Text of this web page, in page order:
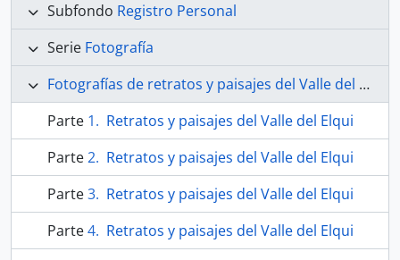
Subfondo Registro Personal
Serie Fotografía
Fotografías de retratos y paisajes del Valle del Elqui
Parte
Retratos y paisajes del Valle del Elqui
Parte
Retratos y paisajes del Valle del Elqui
Parte
Retratos y paisajes del Valle del Elqui
Parte
Retratos y paisajes del Valle del Elqui